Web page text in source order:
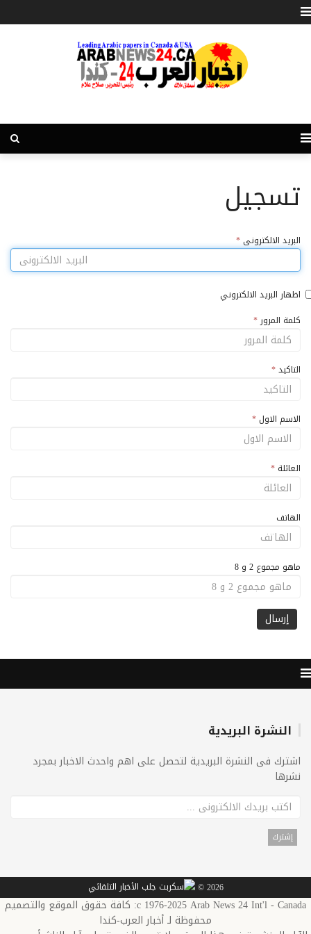
تسجيل
البريد الالكترونى *
اظهار البريد الالكتروني
كلمة المرور *
التاكيد*
الاسم الاول *
العائلة *
الهاتف
ماهو مجموع 2 و 8
النشرة البريدية
اشترك فى النشرة البريدية لتحصل على اهم واحدث الاخبار بمجرد
نشرها
2026 ©
c 1976-2025 Arab News 24 Int'l - Canada: كافة حقوق الموقع والتصميم
محفوظة لـ أخبار العرب-كندا